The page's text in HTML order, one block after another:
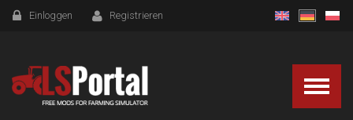
Einloggen Registrieren